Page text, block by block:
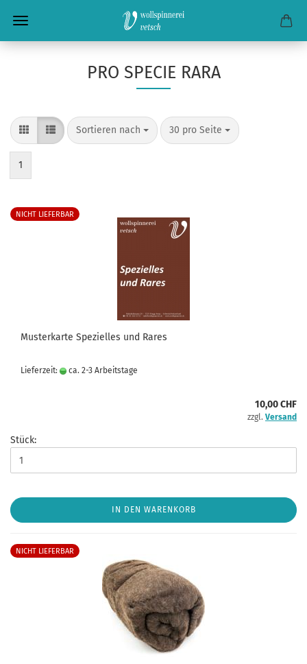
PRO SPECIE RARA
Sortieren nach
Sortieren nach 30 pro Seite
pro Seite
1
NICHT LIEFERBAR
Musterkarte Spezielles und Rares
Lieferzeit: ca. 2-3 Arbeitstage
10,00 CHF
zzgl. Versand
Stück:
IN DEN WARENKORB
NICHT LIEFERBAR